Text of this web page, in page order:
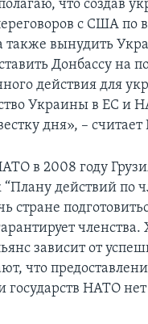
что создав
с США по
вынудить
Донбассу на
действия для
Украины в ЕС и
дня», –
в 2008 году
действий по
стране
зависит от
что
государств НАТО